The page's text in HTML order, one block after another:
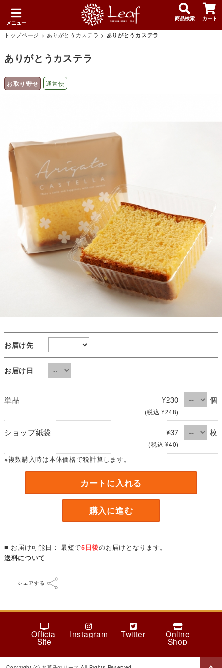
メニュー
商品検索 カート
トップページ > ありがとうカステラ > ありがとうカステラ
ありがとうカステラ
お取り寄せ 通常便
お届け先
お届け日
単品 ¥230
(税込 ¥248)
個
ショップ紙袋 ¥37
(税込 ¥40)
枚
※複数購入時は本体価格で税計算します。
カートに入れる
購入に進む
■ お届け可能日： 最短で5日後のお届けとなります。
送料について
シェアする
Official
Site
Instagram Twitter Online
Shop